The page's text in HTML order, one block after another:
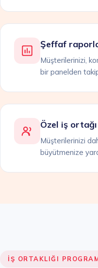
Şeffaf
Müşterilerinizi,
bir panelden
Özel iş
Müşterilerinizi
büyütmenize
İŞ ORTAKLIĞI